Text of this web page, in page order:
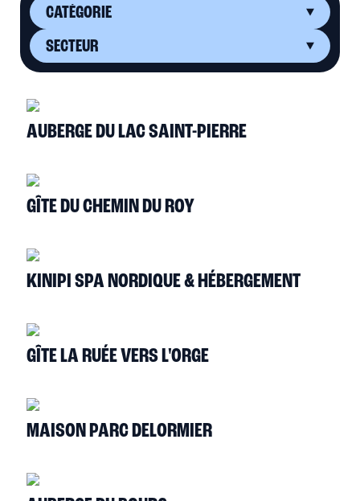
AUBERGE DU LAC SAINT-PIERRE
GÎTE DU CHEMIN DU ROY
KINIPI SPA NORDIQUE & HÉBERGEMENT
GÎTE LA RUÉE VERS L'ORGE
MAISON PARC DELORMIER